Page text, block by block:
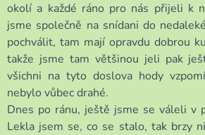
okolí a každé ráno pro nás přijeli k
jsme společně na snídani do
pochválit, tam mají opravdu dobrou
takže jsme tam většinou jeli pak
všichni na tyto doslova hody
nebylo vůbec drahé.
Dnes po ránu, ještě jsme se váleli v
Lekla jsem se, co se stalo, tak brzy